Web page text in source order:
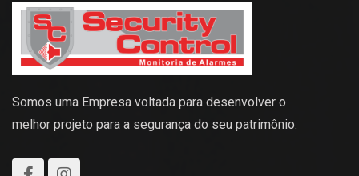
Somos uma Empresa voltada para desenvolver o
melhor projeto para a segurança do seu patrimônio.